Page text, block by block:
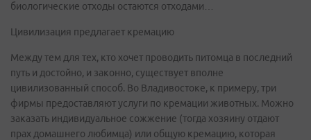
биологические отходы остаются отходами…
Цивилизация предлагает кремацию
Между тем для тех, кто хочет проводить питомца в последний
путь и достойно, и законно, существует вполне
цивилизованный способ. Во Владивостоке, к примеру, три
фирмы предоставляют услуги по кремации животных. Можно
заказать индивидуальное сожжение (тогда хозяину отдают
прах домашнего любимца) или общую кремацию, которая